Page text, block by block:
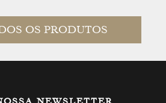
OS PRODUTOS